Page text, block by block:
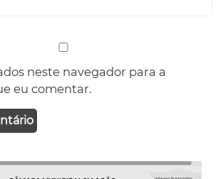
neste navegador para a
eu comentar.